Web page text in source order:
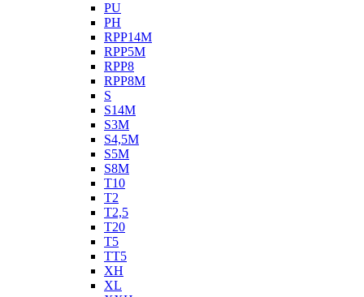
PU
PH
RPP14M
RPP5M
RPP8
RPP8M
S
S14M
S3M
S4,5M
S5M
S8M
T10
T2
T2,5
T20
T5
TT5
XH
XL